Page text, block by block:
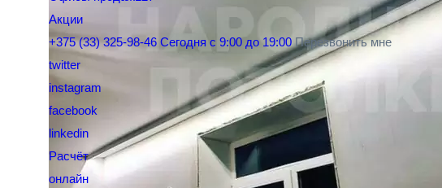
Акции
+375 (33) 325-98-46 Сегодня с 9:00 до 19:00Перезвонить мне
twitter
instagram
facebook
linkedin
Расчёт
онлайн